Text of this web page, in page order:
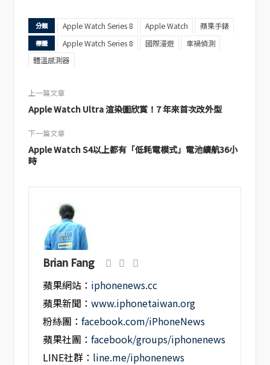
分類 Apple Watch Series 8 Apple Watch 蘋果手錶
標籤 Apple Watch Series 8 國際漫遊
車禍偵測
體溫感測器
上一篇文章
Apple Watch Ultra 渲染圖欣賞！7 年來首次改外型
下一篇文章
Apple Watch S4以上都有「低耗電模式」電池續航36小
時
Brian Fang
蘋果網站： iphonenews.cc
蘋果新聞：www.iphonetaiwan.org
粉絲團：facebook.com/iPhoneNews
蘋果社團：facebook/groups/iphonenews
LINE社群： line.me/iphonenews